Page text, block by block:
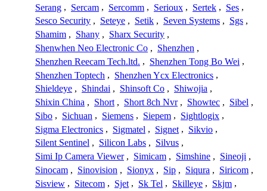
Serang , Sercam , Sercomm , Serioux , Sertek , Ses ,
Sesco Security , Seteye , Setik , Seven Systems , Sgs ,
Shamim , Shany , Sharx Security ,
Shenwhen Neo Electronic Co , Shenzhen ,
Shenzhen Reecam Tech.ltd. , Shenzhen Tong Bo Wei ,
Shenzhen Toptech , Shenzhen Ycx Electronics ,
Shieldeye , Shindai , Shinsoft Co , Shiwojia ,
Shixin China , Short , Short 8ch Nvr , Showtec , Sibel ,
Sibo , Sichuan , Siemens , Siepem , Sightlogix ,
Sigma Electronics , Sigmatel , Signet , Sikvio ,
Silent Sentinel , Silicon Labs , Silvus ,
Simi Ip Camera Viewer , Simicam , Simshine , Sineoji ,
Sinocam , Sinovision , Sionyx , Sip , Siqura , Siricom ,
Sisview , Sitecom , Sjet , Sk Tel , Skilleye , Skjm ,